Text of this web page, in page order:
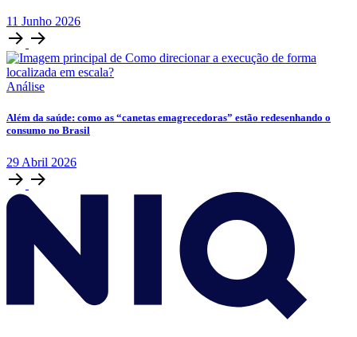
11 Junho 2026
Análise
Além da saúde: como as “canetas emagrecedoras” estão redesenhando o
consumo no Brasil
29 Abril 2026